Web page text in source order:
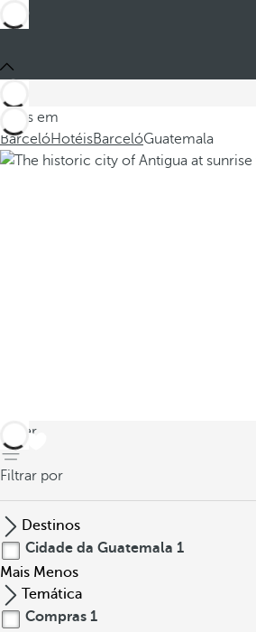
Estes em
BarcelóHotéisBarcelóGuatemala
voltar
Filtrar por
Destinos
Cidade da Guatemala 1
Mais Menos
Temática
Compras 1